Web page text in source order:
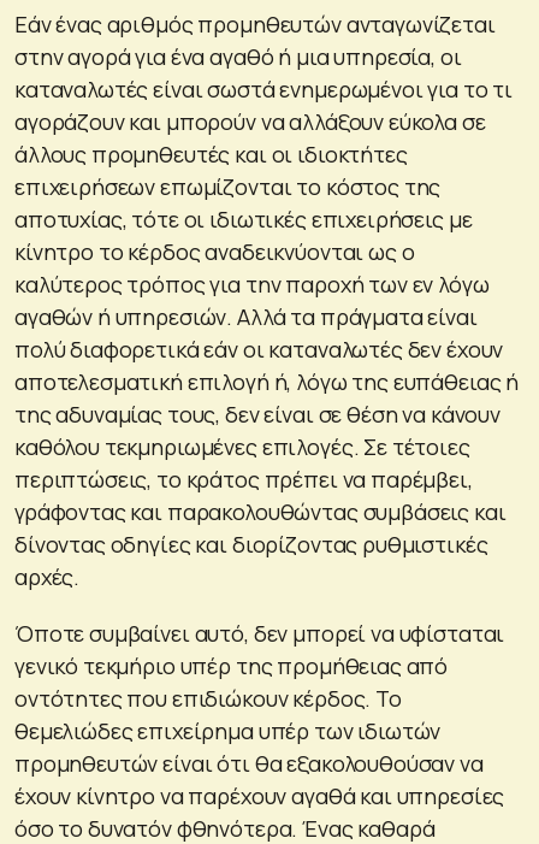
Εάν ένας αριθμός προμηθευτών ανταγωνίζεται
στην αγορά για ένα αγαθό ή μια υπηρεσία, οι
καταναλωτές είναι σωστά ενημερωμένοι για το τι
αγοράζουν και μπορούν να αλλάξουν εύκολα σε
άλλους προμηθευτές και οι ιδιοκτήτες
επιχειρήσεων επωμίζονται το κόστος της
αποτυχίας, τότε οι ιδιωτικές επιχειρήσεις με
κίνητρο το κέρδος αναδεικνύονται ως ο
καλύτερος τρόπος για την παροχή των εν λόγω
αγαθών ή υπηρεσιών. Αλλά τα πράγματα είναι
πολύ διαφορετικά εάν οι καταναλωτές δεν έχουν
αποτελεσματική επιλογή ή, λόγω της ευπάθειας ή
της αδυναμίας τους, δεν είναι σε θέση να κάνουν
καθόλου τεκμηριωμένες επιλογές. Σε τέτοιες
περιπτώσεις, το κράτος πρέπει να παρέμβει,
γράφοντας και παρακολουθώντας συμβάσεις και
δίνοντας οδηγίες και διορίζοντας ρυθμιστικές
αρχές.
Όποτε συμβαίνει αυτό, δεν μπορεί να υφίσταται
γενικό τεκμήριο υπέρ της προμήθειας από
οντότητες που επιδιώκουν κέρδος. Το
θεμελιώδες επιχείρημα υπέρ των ιδιωτών
προμηθευτών είναι ότι θα εξακολουθούσαν να
έχουν κίνητρο να παρέχουν αγαθά και υπηρεσίες
όσο το δυνατόν φθηνότερα. Ένας καθαρά